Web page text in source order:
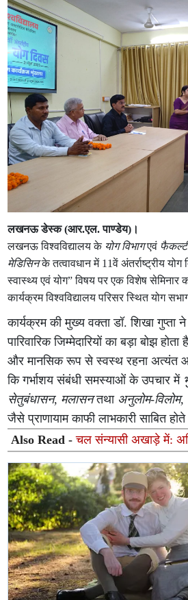
लखनऊ डेस्क (आर.एल. पाण्डेय)।
लखनऊ विश्वविद्यालय के योग विभागएवं
मेडिसिनके तत्वावधान में 11वें अंतर्राष्ट्रीय
स्वास्थ्य एवं योग” विषय पर एक विशेष
कार्यक्रम विश्वविद्यालय परिसर स्थित योग
कार्यक्रम की मुख्य वक्ता डॉ. शिखा गुप्ता
पारिवारिक जिम्मेदारियों का बड़ा बोझ
और मानसिक रूप से स्वस्थ रहना अत्यंत
कि गर्भाशय संबंधी समस्याओं के उपचार में
सेतुबंधासन, मलासनतथा अनुलोम-विलोम,
जैसे प्राणायाम काफी लाभकारी साबित
Also Read -चल संन्यासी अखाड़े में:
जवाब की बारी